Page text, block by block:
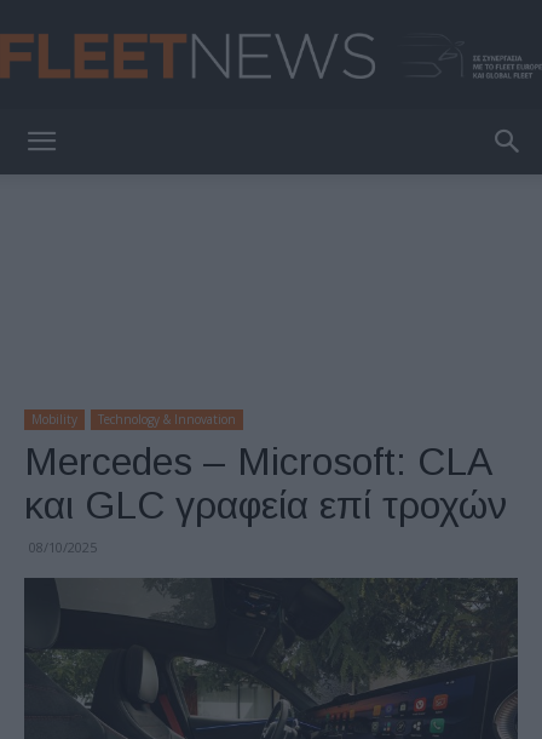
Mobility Technology & Innovation
Mercedes – Microsoft: CLA
και GLC γραφεία επί τροχών
08/10/2025